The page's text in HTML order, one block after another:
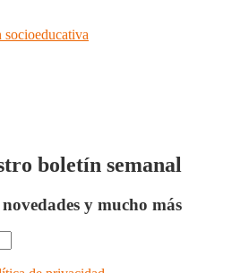
boletín semanal
y mucho más